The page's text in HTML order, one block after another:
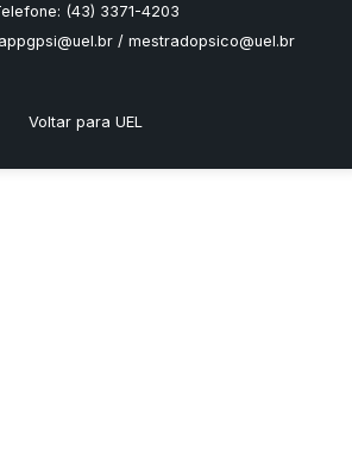
(43) 3371-4203
/ mestradopsico@uel.br
Voltar para UEL